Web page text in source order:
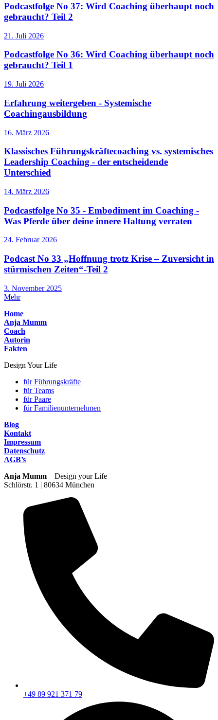
Podcastfolge No 37: Wird Coaching überhaupt noch
gebraucht? Teil 2
21. Juli 2026
Podcastfolge No 36: Wird Coaching überhaupt noch
gebraucht? Teil 1
19. Juli 2026
Erfahrung weitergeben - Systemische
Coachingausbildung
16. März 2026
Klassisches Führungskräftecoaching vs. systemisches
Leadership Coaching - der entscheidende
Unterschied
14. März 2026
Podcastfolge No 35 - Embodiment im Coaching -
Was Pferde über deine innere Haltung verraten
24. Februar 2026
Podcast No 33 „Hoffnung trotz Krise – Zuversicht in
stürmischen Zeiten“-Teil 2
3. November 2025
Mehr
Home
Anja Mumm
Coach
Autorin
Fakten
Design Your Life
für Führungskräfte
für Teams
für Paare
für Familienunternehmen
Blog
Kontakt
Impressum
Datenschutz
AGB’s
Anja Mumm – Design your Life
Schlörstr. 1 | 80634 München
+49 89 921 371 79